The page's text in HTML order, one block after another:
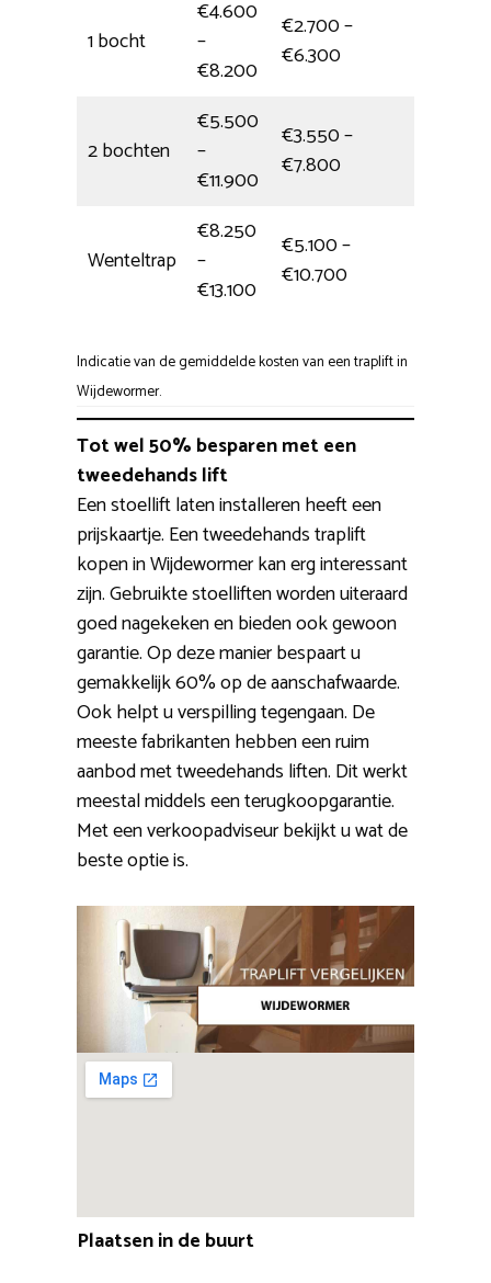
1 bocht
€4.600
–
€8.200
€2.700 –
€6.300
2 bochten
€5.500
–
€11.900
€3.550 –
€7.800
Wenteltrap
€8.250
–
€13.100
€5.100 –
€10.700
Indicatie van de gemiddelde kosten van een traplift in
Wijdewormer.
Tot wel 50% besparen met een
tweedehands lift
Een stoellift laten installeren heeft een
prijskaartje. Een tweedehands traplift
kopen in Wijdewormer kan erg interessant
zijn. Gebruikte stoelliften worden uiteraard
goed nagekeken en bieden ook gewoon
garantie. Op deze manier bespaart u
gemakkelijk 60% op de aanschafwaarde.
Ook helpt u verspilling tegengaan. De
meeste fabrikanten hebben een ruim
aanbod met tweedehands liften. Dit werkt
meestal middels een terugkoopgarantie.
Met een verkoopadviseur bekijkt u wat de
beste optie is.
Plaatsen in de buurt